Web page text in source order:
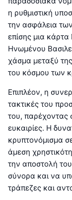
η ρυθμιστική
την ασφάλεια
επίσης μια
Ηνωμένου
χάσμα μεταξύ
του κόσμου των
Επιπλέον, η
τακτικές του
του, παρέχοντας
ευκαιρίες. Η
κρυπτονόμισμα
άμεση
την αποστολή
σύνορα και να
τράπεζες και